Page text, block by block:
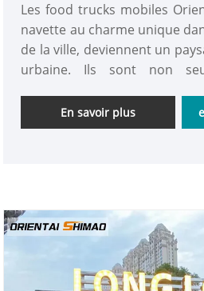
Les food trucks mobiles
navette au charme unique
de la ville, deviennent un
urbaine. Ils sont non
besoins des convives,
alimentaires diversifiés,
En savoir plus